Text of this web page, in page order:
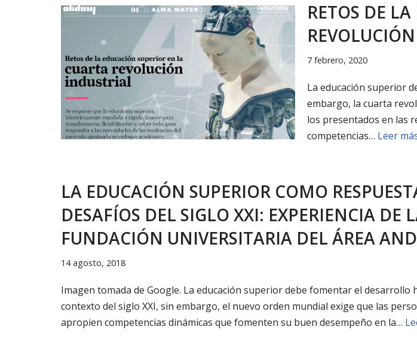
RETOS DE
7 febrero, 2020
La educación superior
embargo, la cuarta
los presentados en las
competencias… Leer
LA EDUCACIÓN SUPERIOR COMO
DESAFÍOS DEL SIGLO XXI: EXPERIENCIA DE
FUNDACIÓN UNIVERSITARIA DEL ÁREA
14 agosto, 2018
Imagen tomada de Google. La educación superior debe fomentar el desarrollo
contexto del siglo XXI, sin embargo, el nuevo orden mundial exige que las
apropien competencias dinámicas que fomenten su buen desempeño en la…